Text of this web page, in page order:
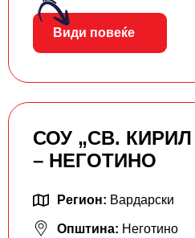
Види повеќе
СОУ „СВ.
– НЕГОТИНО
Регион: Вардарски
Општина: Неготино